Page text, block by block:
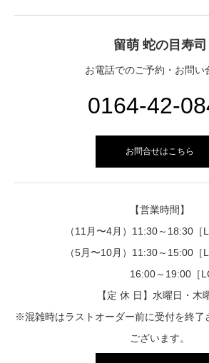
留萌 蛇の目寿司
お電話でのご予約・お問い
0164-42-
お問合せはこちら
【営業時間】
（11月〜4月）11:30～18:30［
（5月〜10月）11:30～15:00［
16:00～19:00［LO
【定 休 日】水曜日・木
※混雑時はラストオーダー前に受付を終了
ございます。